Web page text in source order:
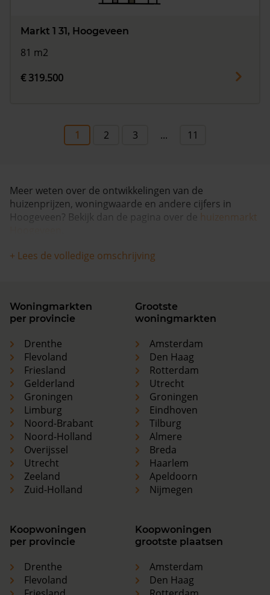
Markt 1 31, Hoogeveen
81 m2
€ 319.500
1 2 3 ... 11
Meer weten over de ontwikkelingen van de
huizenprijzen, woningwaarde en andere cijfers in
Hoogeveen? Bekijk dan de pagina over de huizenmarkt
+ Lees de volledige omschrijving
Woningmarkten
per provincie
Drenthe
Flevoland
Friesland
Gelderland
Groningen
Limburg
Noord-Brabant
Noord-Holland
Overijssel
Utrecht
Zeeland
Zuid-Holland
Grootste
woningmarkten
Amsterdam
Den Haag
Rotterdam
Utrecht
Groningen
Eindhoven
Tilburg
Almere
Breda
Haarlem
Apeldoorn
Nijmegen
Koopwoningen
per provincie
Drenthe
Flevoland
Koopwoningen
grootste plaatsen
Amsterdam
Den Haag